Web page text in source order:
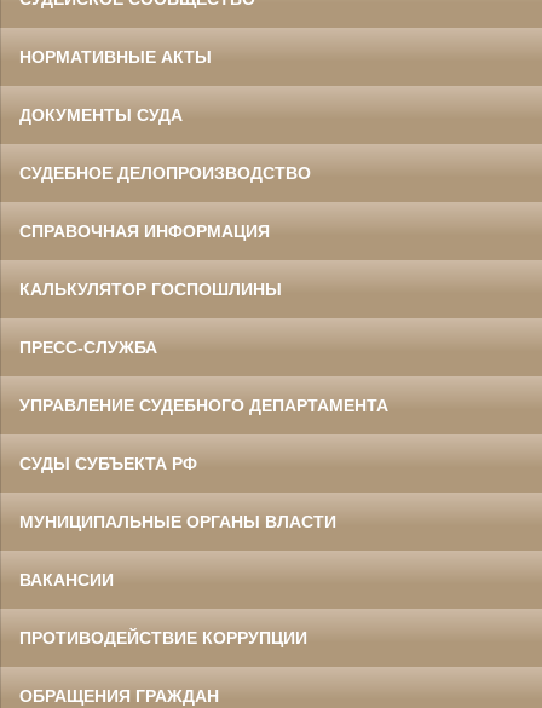
НОРМАТИВНЫЕ АКТЫ
ДОКУМЕНТЫ СУДА
СУДЕБНОЕ ДЕЛОПРОИЗВОДСТВО
СПРАВОЧНАЯ ИНФОРМАЦИЯ
КАЛЬКУЛЯТОР ГОСПОШЛИНЫ
ПРЕСС-СЛУЖБА
УПРАВЛЕНИЕ СУДЕБНОГО ДЕПАРТАМЕНТА
СУДЫ СУБЪЕКТА РФ
МУНИЦИПАЛЬНЫЕ ОРГАНЫ ВЛАСТИ
ВАКАНСИИ
ПРОТИВОДЕЙСТВИЕ КОРРУПЦИИ
ОБРАЩЕНИЯ ГРАЖДАН